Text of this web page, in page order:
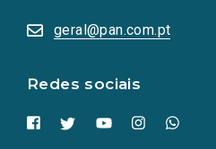
geral@pan.com.pt
Redes sociais
numa
nova